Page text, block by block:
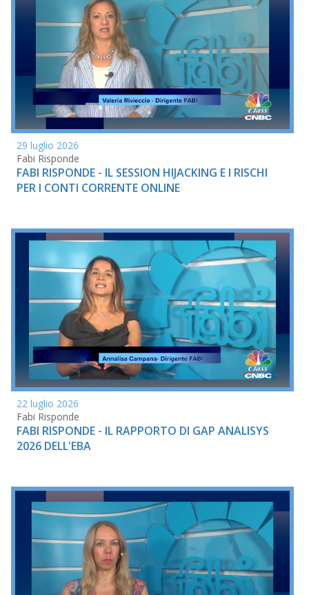
29 luglio 2026
Fabi Risponde
FABI RISPONDE - IL SESSION HIJACKING E I RISCHI
PER I CONTI CORRENTE ONLINE
22 luglio 2026
Fabi Risponde
FABI RISPONDE - IL RAPPORTO DI GAP ANALISYS
2026 DELL'EBA